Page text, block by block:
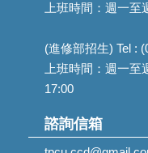
上班時間：週一至
(進修部招生) Tel :
上班時間：週一
17:00
諮詢信箱